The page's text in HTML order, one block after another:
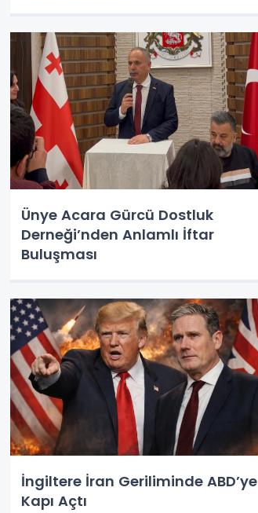
Ünye Acara Gürcü Dostluk
Derneği’nden Anlamlı İftar
Buluşması
İngiltere İran Geriliminde ABD’ye
Kapı Açtı